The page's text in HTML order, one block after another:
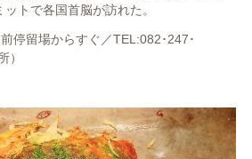
トで各国首脳が訪れた。
停留場からすぐ／TEL:082･247･
）